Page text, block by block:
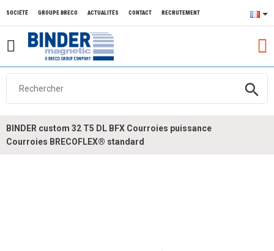
search
SOCIÉTÉ GROUPE BRECO ACTUALITÉS CONTACT RECRUTEMENT
BINDER custom 32 T5 DL BFX Courroies puissance
Courroies BRECOFLEX® standard